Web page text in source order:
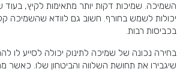
השמיכה. שמיכות דקות יותר מתאימות לקיץ, בעוד
יכולות לשמש בחורף. חשוב גם לוודא שהשמיכה
בכביסות רבות.
בחירה נכונה של שמיכה לתינוק יכולה לסייע לו
שיגבירו את תחושת השלווה והביטחון שלו. כאשר